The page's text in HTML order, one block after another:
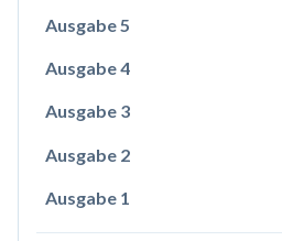
Ausgabe 5
Ausgabe 4
Ausgabe 3
Ausgabe 2
Ausgabe 1